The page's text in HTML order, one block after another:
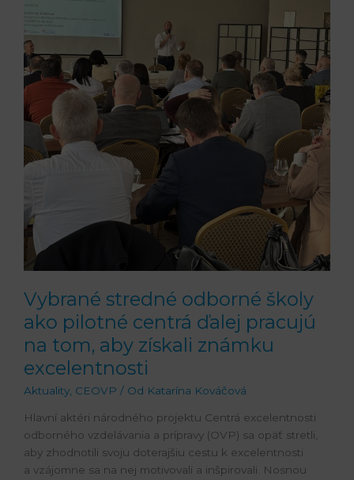
Vybrané stredné odborné školy
ako pilotné centrá ďalej pracujú
na tom, aby získali známku
excelentnosti
Aktuality CEOVP / Od Katarína Kováčová
Hlavní aktéri národného projektu Centrá excelentnosti
odborného vzdelávania a prípravy (OVP) sa opäť stretli,
aby zhodnotili svoju doterajšiu cestu k excelentnosti
a vzájomne sa na nej motivovali a inšpirovali. Nosnou
centrá
ďalej
pracujú
na
tom,
aby
získali
známku